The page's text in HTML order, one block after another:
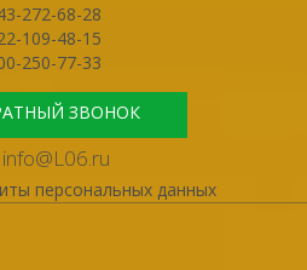
272-68-28
109-48-15
250-77-33
ЗВОНОК
info@L06.ru
персональных данных